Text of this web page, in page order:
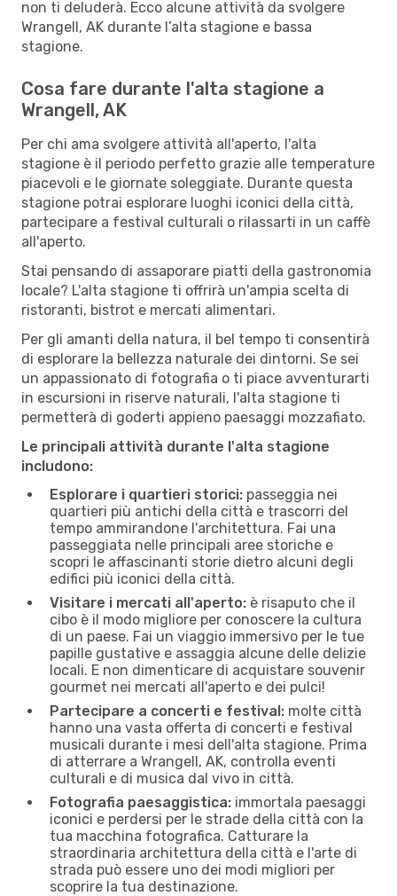
non ti deluderà. Ecco alcune attività da svolgere
Wrangell, AK durante l’alta stagione e bassa
stagione.
Cosa fare durante l'alta stagione a
Wrangell, AK
Per chi ama svolgere attività all'aperto, l'alta
stagione è il periodo perfetto grazie alle temperature
piacevoli e le giornate soleggiate. Durante questa
stagione potrai esplorare luoghi iconici della città,
partecipare a festival culturali o rilassarti in un caffè
all'aperto.
Stai pensando di assaporare piatti della gastronomia
locale? L'alta stagione ti offrirà un'ampia scelta di
ristoranti, bistrot e mercati alimentari.
Per gli amanti della natura, il bel tempo ti consentirà
di esplorare la bellezza naturale dei dintorni. Se sei
un appassionato di fotografia o ti piace avventurarti
in escursioni in riserve naturali, l'alta stagione ti
permetterà di goderti appieno paesaggi mozzafiato.
Le principali attività durante l'alta stagione
includono:
Esplorare i quartieri storici: passeggia nei
quartieri più antichi della città e trascorri del
tempo ammirandone l'architettura. Fai una
passeggiata nelle principali aree storiche e
scopri le affascinanti storie dietro alcuni degli
edifici più iconici della città.
Visitare i mercati all'aperto: è risaputo che il
cibo è il modo migliore per conoscere la cultura
di un paese. Fai un viaggio immersivo per le tue
papille gustative e assaggia alcune delle delizie
locali. E non dimenticare di acquistare souvenir
gourmet nei mercati all'aperto e dei pulci!
Partecipare a concerti e festival: molte città
hanno una vasta offerta di concerti e festival
musicali durante i mesi dell'alta stagione. Prima
di atterrare a Wrangell, AK, controlla eventi
culturali e di musica dal vivo in città.
Fotografia paesaggistica: immortala paesaggi
iconici e perdersi per le strade della città con la
tua macchina fotografica. Catturare la
straordinaria architettura della città e l'arte di
strada può essere uno dei modi migliori per
scoprire la tua destinazione.